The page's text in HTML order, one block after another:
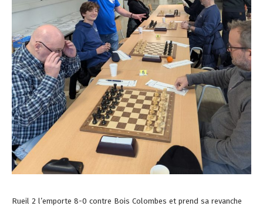
Rueil 2 l’emporte 8-0 contre Bois Colombes et prend sa revanche